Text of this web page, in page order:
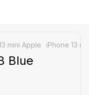
mini Apple iPhone 13
Blue